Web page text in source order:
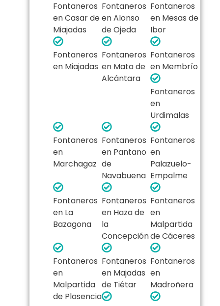
Fontaneros
en Casar de
Miajadas
Fontaneros
en Alonso
de Ojeda
Fontaneros
en Mesas de
Ibor
Fontaneros
en Miajadas
Fontaneros
en Mata de
Alcántara
Fontaneros
en Membrío
Fontaneros
en
Urdimalas
Fontaneros
en
Marchagaz
Fontaneros
en Pantano
de
Navabuena
Fontaneros
en
Palazuelo-
Empalme
Fontaneros
en La
Bazagona
Fontaneros
en Haza de
la
Concepción
Fontaneros
en
Malpartida
de Cáceres
Fontaneros
en
Malpartida
de Plasencia
Fontaneros
en Majadas
de Tiétar
Fontaneros
en
Madroñera